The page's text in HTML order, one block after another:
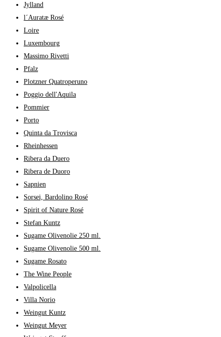
Jylland
l´Auratæ Rosé
Loire
Luxembourg
Massimo Rivetti
Pfalz
Plotzner Quatroperuno
Poggio dell'Aquila
Pommier
Porto
Quinta da Trovisca
Rheinhessen
Ribera da Duero
Ribera de Duoro
Sapnien
Sorsei, Bardolino Rosé
Spirit of Nature Rosé
Stefan Kuntz
Sugame Olivenolie 250 ml.
Sugame Olivenolie 500 ml.
Sugame Rosato
The Wine People
Valpolicella
Villa Norio
Weingut Kuntz
Weingut Meyer